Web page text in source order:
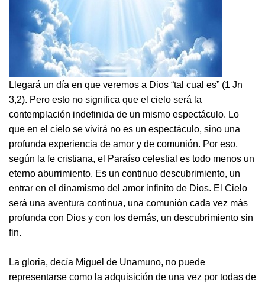
Llegará un día en que veremos a Dios “tal cual es” (1 Jn
3,2). Pero esto no significa que el cielo será la
contemplación indefinida de un mismo espectáculo. Lo
que en el cielo se vivirá no es un espectáculo, sino una
profunda experiencia de amor y de comunión. Por eso,
según la fe cristiana, el Paraíso celestial es todo menos un
eterno aburrimiento. Es un continuo descubrimiento, un
entrar en el dinamismo del amor infinito de Dios. El Cielo
será una aventura continua, una comunión cada vez más
profunda con Dios y con los demás, un descubrimiento sin
fin.
La gloria, decía Miguel de Unamuno, no puede
representarse como la adquisición de una vez por todas de